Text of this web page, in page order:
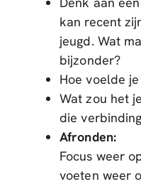
kan recent
jeugd. Wat
bijzonder?
Hoe voelde
Wat zou het
die
Afronden:
Focus weer
voeten weer